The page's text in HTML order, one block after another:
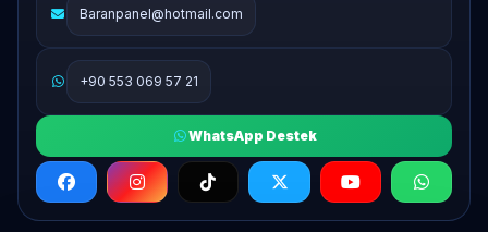
Baranpanel@hotmail.com
+90 553 069 57 21
WhatsApp Destek